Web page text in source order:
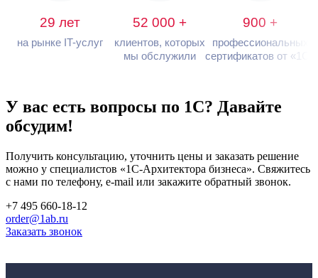
29 лет
на рынке IT-услуг
52 000 +
клиентов, которых
мы обслужили
900 +
профессиональных
сертификатов от «1С»
У вас есть вопросы по 1С? Давайте
обсудим!
Получить консультацию, уточнить цены и заказать решение
можно у специалистов «1С-Архитектора бизнеса». Свяжитесь
с нами по телефону, e-mail или закажите обратный звонок.
+7 495 660-18-12
order@1ab.ru
Заказать звонок